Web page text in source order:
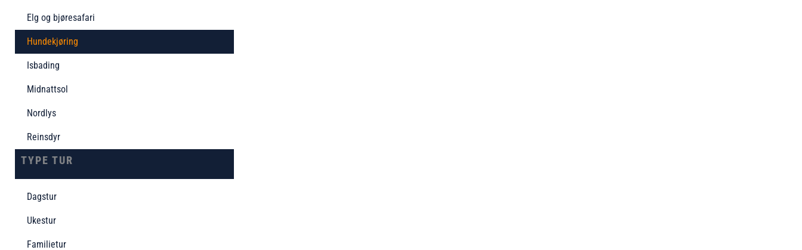
Elg og bjøresafari
Hundekjøring
Isbading
Midnattsol
Nordlys
Reinsdyr
TYPE TUR
Dagstur
Ukestur
Familietur